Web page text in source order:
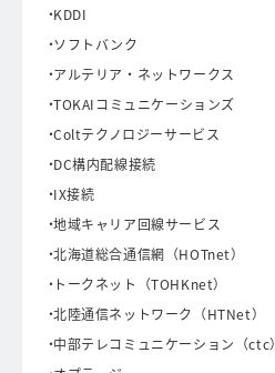
KDDI
ソフトバンク
アルテリア・ネットワークス
TOKAIコミュニケーションズ
Coltテクノロジーサービス
DC構内配線接続
IX接続
地域キャリア回線サービス
北海道総合通信網（HOTnet）
トークネット（TOHKnet）
北陸通信ネットワーク（HTNet）
中部テレコミュニケーション（ctc）